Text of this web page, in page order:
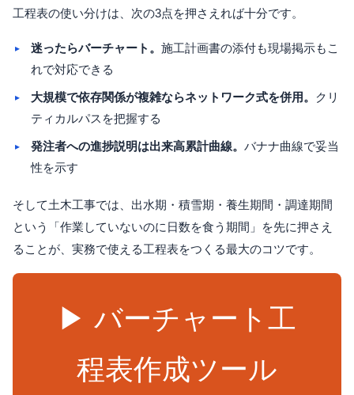
工程表の使い分けは、次の3点を押さえれば十分です。
迷ったらバーチャート。 施工計画書の添付も現場掲示もこ
れで対応できる
大規模で依存関係が複雑ならネットワーク式を併用。
クリ
ティカルパスを把握する
発注者への進捗説明は出来高累計曲線。 バナナ曲線で妥当
性を示す
そして土木工事では、出水期・積雪期・養生期間・調達期間
という「作業していないのに日数を食う期間」を先に押さえ
ることが、実務で使える工程表をつくる最大のコツです。
▶ バーチャート工
程表作成ツール